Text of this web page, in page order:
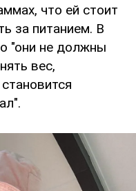
что ей стоит
за питанием. В
"они не должны
вес,